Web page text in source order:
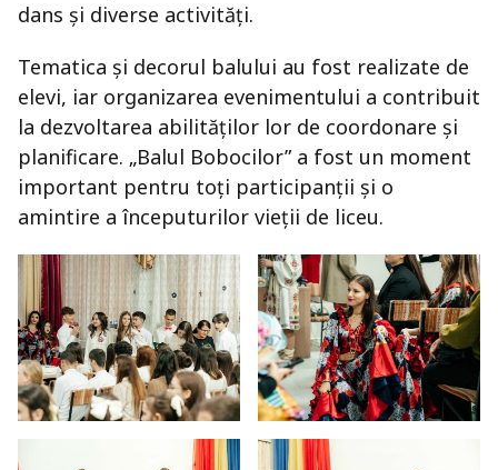
dans și diverse activități.
Tematica și decorul balului au fost realizate de
elevi, iar organizarea evenimentului a contribuit
la dezvoltarea abilităților lor de coordonare și
planificare. „Balul Bobocilor” a fost un moment
important pentru toți participanții și o
amintire a începuturilor vieții de liceu.